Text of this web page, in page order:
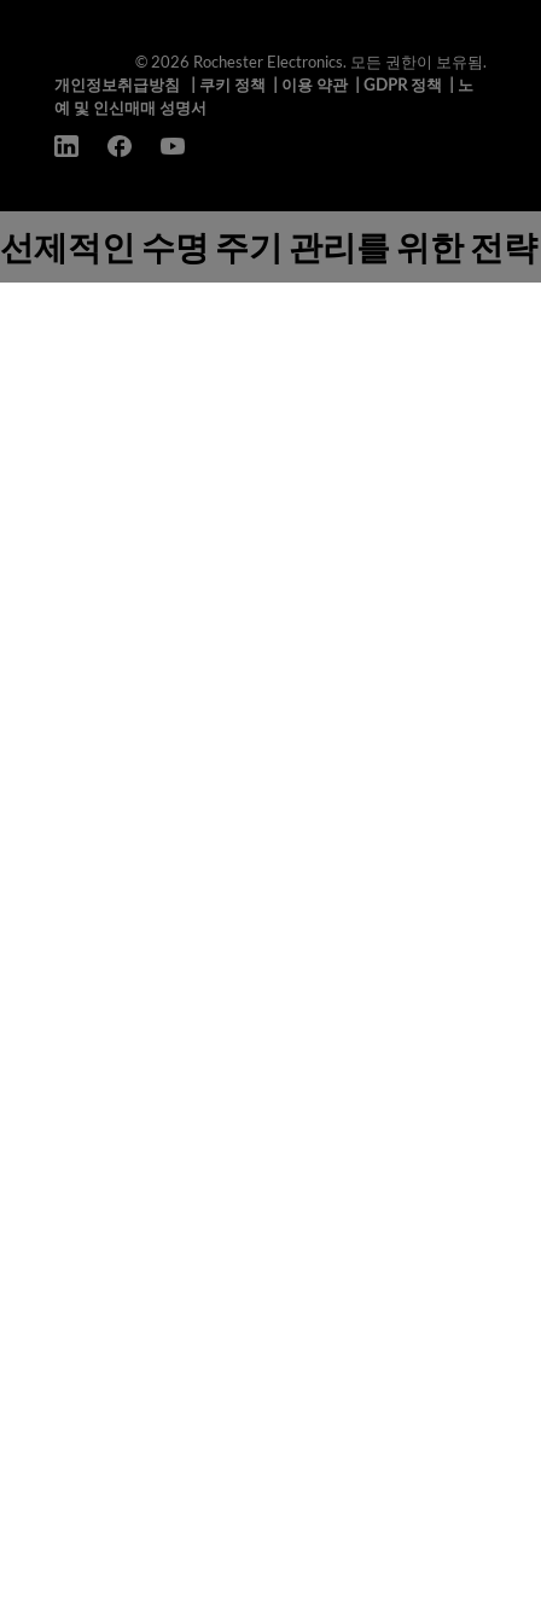
© 2026 Rochester Electronics. 모든 권한이 보유됨.
개인정보취급방침
쿠키 정책 이용 약관| GDPR 정책
노
예 및 인신매매 성명서
선제적인 수명 주기 관리를 위한 전략